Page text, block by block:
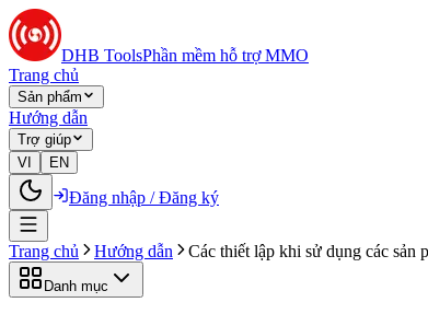
DHB ToolsPhần mềm hỗ trợ MMO
Trang chủ
Sản phẩm
Hướng dẫn
Trợ giúp
VI
EN
Đăng nhập / Đăng ký
Trang chủ Hướng dẫn Các thiết lập khi sử dụng các sản
Danh mục